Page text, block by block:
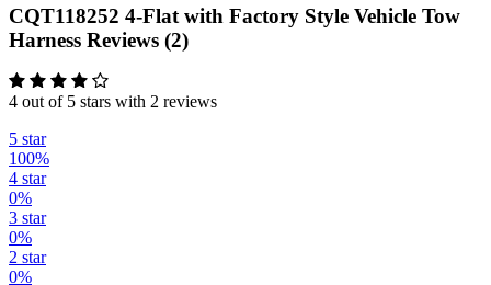
CQT118252 4-Flat with Factory Style Vehicle Tow
Harness Reviews (2)
4 out of 5 stars with 2 reviews
5 star
100%
4 star
0%
3 star
0%
2 star
0%